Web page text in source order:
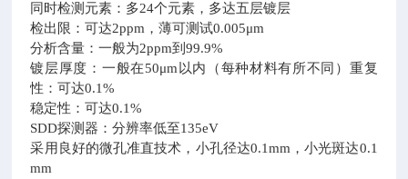
同时检测元素：多24个元素，多达五层镀层
检出限：可达2ppm，薄可测试0.005μm
分析含量：一般为2ppm到99.9%
镀层厚度：一般在50μm以内（每种材料有所不同）重复
性：可达0.1%
稳定性：可达0.1%
SDD探测器：分辨率低至135eV
采用良好的微孔准直技术，小孔径达0.1mm，小光斑达0.1
mm